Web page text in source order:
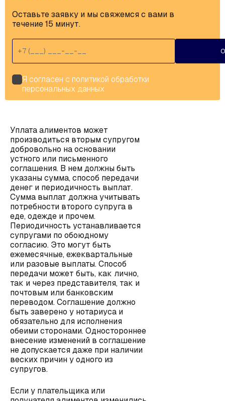
Оставьте заявку и мы свяжемся с вами в
течение 15 минут.
Я согласен с политикой обработки
персональных данных
Уплата алиментов может
производиться вторым супругом
добровольно на основании
устного или письменного
соглашения. В нем должны быть
указаны сумма, способ передачи
денег и периодичность выплат.
Сумма выплат должна учитывать
потребности второго супруга в
еде, одежде и прочем.
Периодичность устанавливается
супругами по обоюдному
согласию. Это могут быть
ежемесячные, ежеквартальные
или разовые выплаты. Способ
передачи может быть, как лично,
так и через представителя, так и
почтовым или банковским
переводом. Соглашение должно
быть заверено у нотариуса и
обязательно для исполнения
обеими сторонами. Одностороннее
внесение изменений в соглашение
не допускается даже при наличии
веских причин у одного из
супругов.
Если у плательщика или